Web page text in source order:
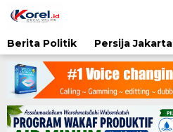
ke
Berita Politik
Persija Jakarta